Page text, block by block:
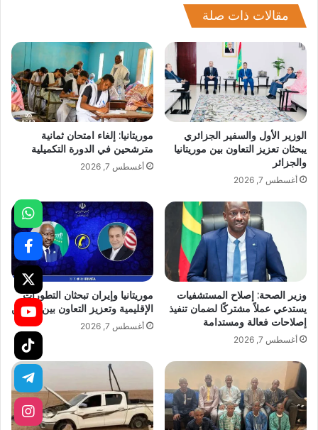
مقالات ذات صلة
الوزير الأول والسفير الجزائري
يبحثان تعزيز التعاون بين موريتانيا
والجزائر
أغسطس 7, 2026
موريتانيا: إلغاء امتحان ثمانية
مترشحين في الدورة التكميلية
أغسطس 7, 2026
وزير الصحة: إصلاح المستشفيات
يستدعي عملاً مشتركًا لضمان تنفيذ
إصلاحات فعالة ومستدامة
أغسطس 7, 2026
موريتانيا وإيران تبحثان التطورات
الإقليمية وتعزيز التعاون بين البلدين
أغسطس 7, 2026